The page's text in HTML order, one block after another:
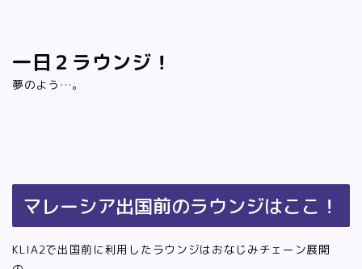
一日２ラウンジ！
夢のよう…。
マレーシア出国前のラウンジはここ！
KLIA2で出国前に利用したラウンジはおなじみチェーン展開